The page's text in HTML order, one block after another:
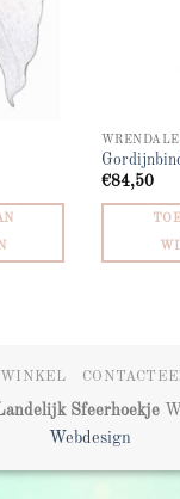
WRENDALE
€84,50
WINKEL
Landelijk Sfeerhoekje
Webdesign